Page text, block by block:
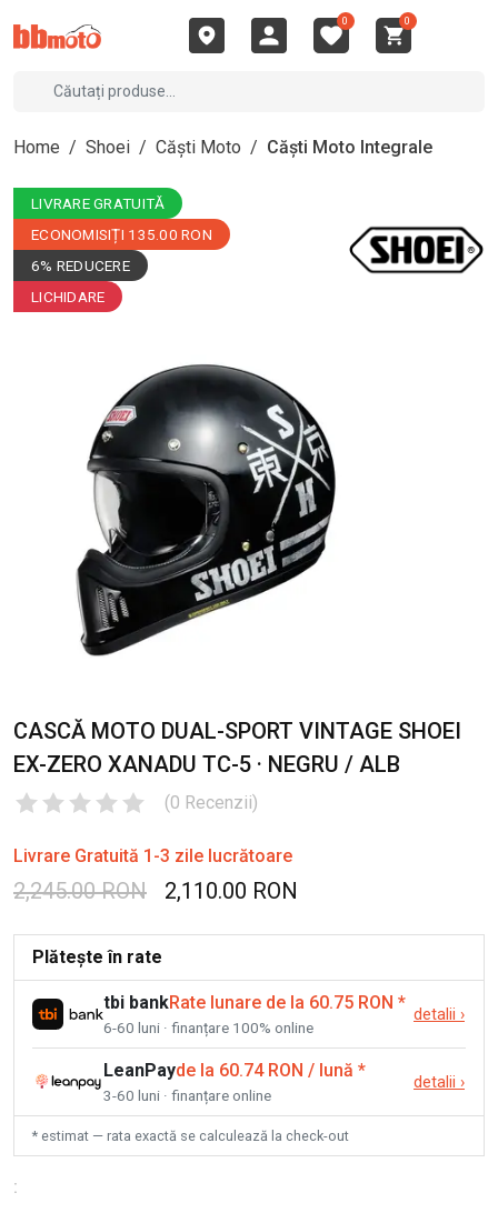
0 0
Home / Shoei / Căști Moto / Căști Moto Integrale
LIVRARE GRATUITĂ
ECONOMISIȚI 135.00 RON
6% REDUCERE
LICHIDARE
CASCĂ MOTO DUAL-SPORT VINTAGE SHOEI
EX-ZERO XANADU TC-5 · NEGRU / ALB
(0 Recenzii)
Livrare Gratuită 1-3 zile lucrătoare
2,245.00 RON 2,110.00 RON
Plătește în rate
tbi bankRate lunare de la 60.75 RON *
6-60 luni · finanțare 100% online
detalii ›
LeanPayde la 60.74 RON / lună *
3-60 luni · finanțare online
detalii ›
* estimat — rata exactă se calculează la check-out
: